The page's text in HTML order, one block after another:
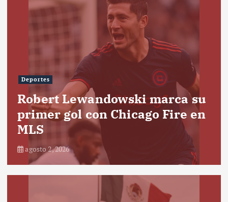
Deportes
Robert Lewandowski marca su
primer gol con Chicago Fire en
MLS
agosto 2, 2026